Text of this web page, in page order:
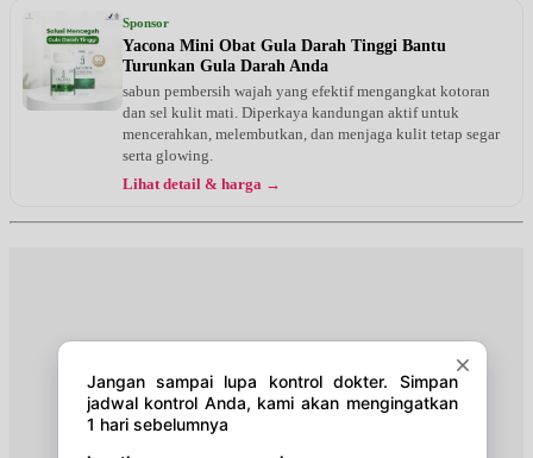
Jam 18:00 - 19:00
EKSEKUTIF
Jumat, 28/08/2026
Jam 17:00 - 18:00
Jam 08:30 - 10:00
Jumat, 04/09/2026
Jam 17:00 - 18:00
Sponsor
Yacona Mini Obat Gula Darah Tinggi Bantu
Turunkan Gula Darah Anda
sabun pembersih wajah yang efektif mengangkat kotoran
dan sel kulit mati. Diperkaya kandungan aktif untuk
mencerahkan, melembutkan, dan menjaga kulit tetap segar
serta glowing.
Lihat detail & harga →